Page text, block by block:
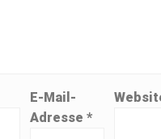
E-Mail-
Adresse *